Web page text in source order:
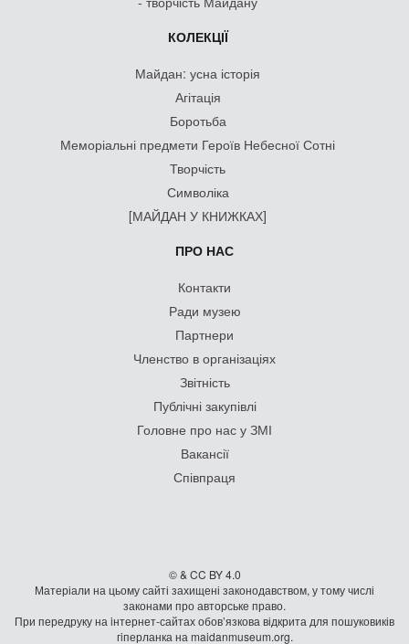
КОЛЕКЦІЇ
Майдан: усна історія
Агітація
Боротьба
Меморіальні предмети Героїв Небесної Сотні
Творчість
Символіка
[МАЙДАН У КНИЖКАХ]
ПРО НАС
Контакти
Ради музею
Партнери
Членство в організаціях
Звітність
Публічні закупівлі
Головне про нас у ЗМІ
Вакансії
Співпраця
© & CC BY 4.0
Матеріали на цьому сайті захищені законодавством, у тому числі
законами про авторське право.
При передруку на iнтернет-сайтах обов’язкова відкрита для пошуковиків
гiперланка на maidanmuseum.org.